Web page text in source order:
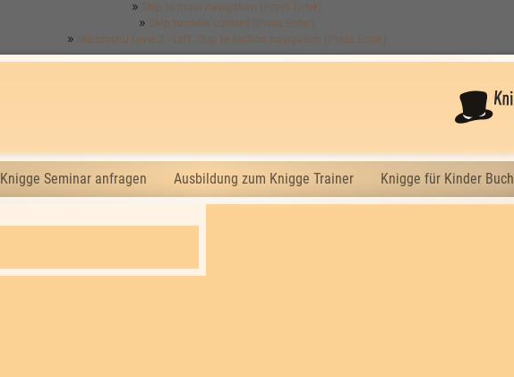
Skip to main navigation (Press Enter).
Skip to main content (Press Enter).
Mainmenu Level 2 - Left: Skip to section navigation (Press Enter).
Knigge Seminar anfragen Ausbildung zum Knigge Trainer Knigge für Kinder Buch